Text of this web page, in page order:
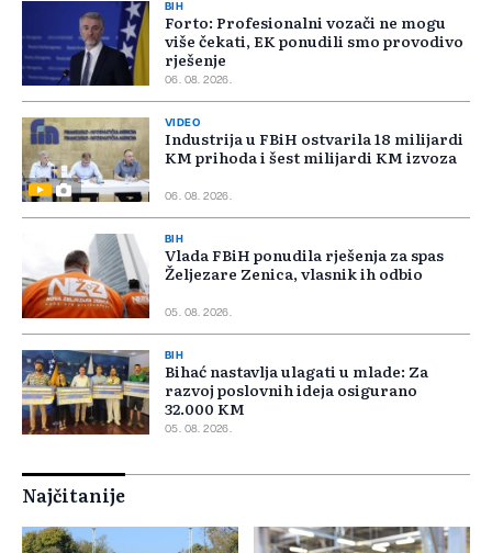
BIH
Forto: Profesionalni vozači ne mogu
više čekati, EK ponudili smo provodivo
rješenje
06. 08. 2026.
VIDEO
Industrija u FBiH ostvarila 18 milijardi
KM prihoda i šest milijardi KM izvoza
06. 08. 2026.
BIH
Vlada FBiH ponudila rješenja za spas
Željezare Zenica, vlasnik ih odbio
05. 08. 2026.
BIH
Bihać nastavlja ulagati u mlade: Za
razvoj poslovnih ideja osigurano
32.000 KM
05. 08. 2026.
Najčitanije